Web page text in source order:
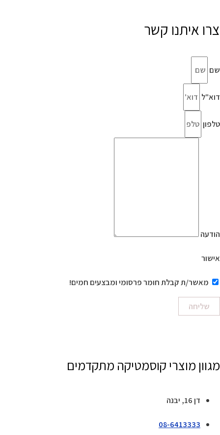
צרו איתנו קשר
שם
דוא"ל
טלפון
הודעה
אישור
מאשר/ת קבלת חומר פרסומי ומבצעים חמים!
שליחה
מגוון מוצרי קוסמטיקה מתקדמים
דן 16, יבנה
08-6413333